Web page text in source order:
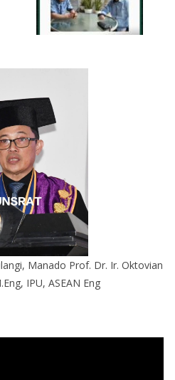
Manado Prof. Dr. Ir. Oktovian
IPU, ASEAN Eng